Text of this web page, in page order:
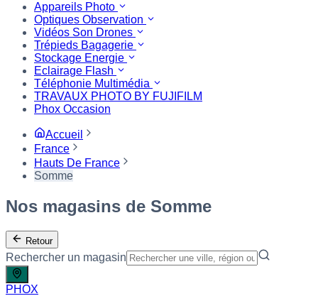
Appareils Photo
Optiques Observation
Vidéos Son Drones
Trépieds Bagagerie
Stockage Energie
Eclairage Flash
Téléphonie Multimédia
TRAVAUX PHOTO BY FUJIFILM
Phox Occasion
Accueil
France
Hauts De France
Somme
Nos magasins de Somme
Retour
Rechercher un magasin
PHOX